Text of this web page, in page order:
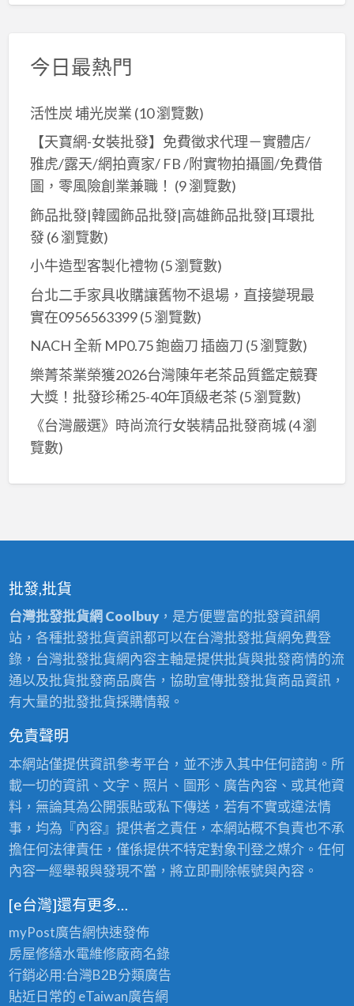
今日最熱門
活性炭 埔光炭業 (10 瀏覽數)
【天寶網-女裝批發】免費徵求代理－實體店/
雅虎/露天/網拍賣家/ FB /附實物拍攝圖/免費借
圖，零風險創業兼職！ (9 瀏覽數)
飾品批發|韓國飾品批發|高雄飾品批發|耳環批
發(6 瀏覽數)
小牛造型客製化禮物 (5 瀏覽數)
台北二手家具收購讓舊物不退場，直接變現最
實在0956563399(5 瀏覽數)
NACH 全新 MP0.75 鉋齒刀 插齒刀 (5 瀏覽數)
樂菁茶業榮獲2026台灣陳年老茶品質鑑定競賽
大獎！批發珍稀25-40年頂級老茶 (5 瀏覽數)
《台灣嚴選》時尚流行女裝精品批發商城(4 瀏
覽數)
批發,批貨
台灣批發批貨網 Coolbuy，是方便豐富的批發資訊網
站，各種批發批貨資訊都可以在台灣批發批貨網免費登
錄，台灣批發批貨網內容主軸是提供批貨與批發商情的流
通以及批貨批發商品廣告，協助宣傳批發批貨商品資訊，
有大量的批發批貨採購情報。
免責聲明
本網站僅提供資訊參考平台，並不涉入其中任何諮詢。所
載一切的資訊、文字、照片、圖形、廣告內容、或其他資
料，無論其為公開張貼或私下傳送，若有不實或違法情
事，均為『內容』提供者之責任，本網站概不負責也不承
擔任何法律責任，僅係提供不特定對象刊登之媒介。任何
內容一經舉報與發現不當，將立即刪除帳號與內容。
[e台灣]還有更多…
myPost廣告網快速發佈
房屋修繕水電維修廠商名錄
行銷必用:台灣B2B分類廣告
貼近日常的 eTaiwan廣告網